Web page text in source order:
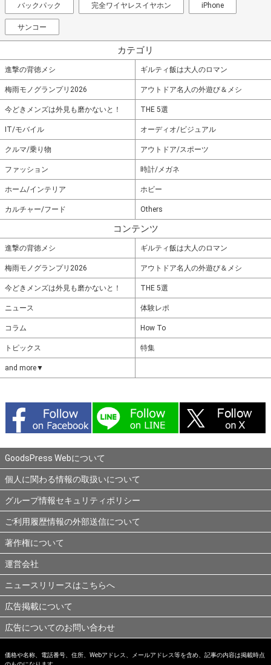
バックパック 完全ワイヤレスイヤホン iPhone
サンコー
カテゴリ
進撃の背徳メシ ギルティ飯は大人のロマン
梅雨モノグランプリ2026 アウトドア名人の外遊び＆メシ
今どきメンズは外見も磨かないと！ THE 5選
IT/モバイル オーディオ/ビジュアル
クルマ/乗り物 アウトドア/スポーツ
ファッション 時計/メガネ
ホーム/インテリア ホビー
カルチャー/フード Others
コンテンツ
進撃の背徳メシ ギルティ飯は大人のロマン
梅雨モノグランプリ2026 アウトドア名人の外遊び＆メシ
今どきメンズは外見も磨かないと！ THE 5選
ニュース 体験レポ
コラム How To
トピックス 特集
and more▼
GoodsPress Webについて
個人に関わる情報の取扱いについて
グループ情報セキュリティポリシー
ご利用履歴情報の外部送信について
著作権について
運営会社
ニュースリリースはこちらへ
広告掲載について
広告についてのお問い合わせ
価格や名称、電話番号、住所、Webアドレス、メールアドレス等を含め、記事の内容は掲載時点